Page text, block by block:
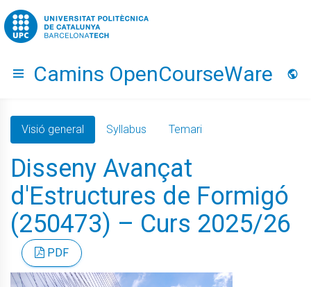
Go to upc.edu
Hide menu
Camins OpenCourseWare
Visió general Syllabus Temari
Disseny Avançat
d'Estructures de Formigó
(250473) – Curs 2025/26
PDF